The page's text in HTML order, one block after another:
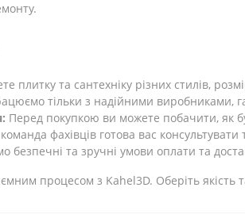
плитку та сантехніку різних стилів,
тільки з надійними виробниками,
Перед покупкою ви можете побачити, як
фахівців готова вас
безпечні та зручні умови оплати та
процесом з Kahel3D. Оберіть якість